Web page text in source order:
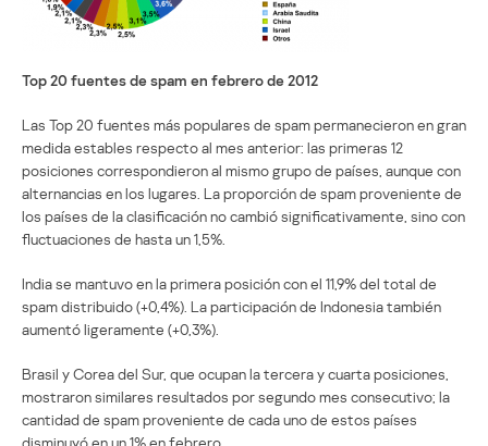
Top 20 fuentes de spam en febrero de 2012
Las Top 20 fuentes más populares de spam permanecieron en gran
medida estables respecto al mes anterior: las primeras 12
posiciones correspondieron al mismo grupo de países, aunque con
alternancias en los lugares. La proporción de spam proveniente de
los países de la clasificación no cambió significativamente, sino con
fluctuaciones de hasta un 1,5%.
India se mantuvo en la primera posición con el 11,9% del total de
spam distribuido (+0,4%). La participación de Indonesia también
aumentó ligeramente (+0,3%).
Brasil y Corea del Sur, que ocupan la tercera y cuarta posiciones,
mostraron similares resultados por segundo mes consecutivo; la
cantidad de spam proveniente de cada uno de estos países
disminuyó en un 1% en febrero.